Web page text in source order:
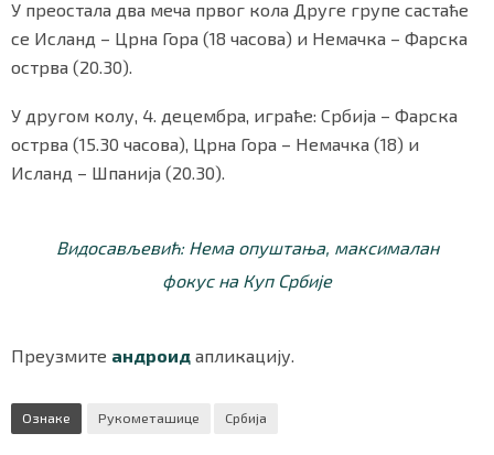
У преостала два меча првог кола Друге групе састаће
се Исланд – Црна Гора (18 часова) и Немачка – Фарска
острва (20.30).
У другом колу, 4. децембра, играће: Србија – Фарска
острва (15.30 часова), Црна Гора – Немачка (18) и
Исланд – Шпанија (20.30).
Видосављевић: Нема опуштања, максималан
фокус на Куп Србије
Преузмите андроид апликацију.
Ознаке Рукометашице Србија
Маркетинг| Услови коришћења|Политика
ПРЕУЗМИТЕ НАШУ АПЛИКАЦИЈУ